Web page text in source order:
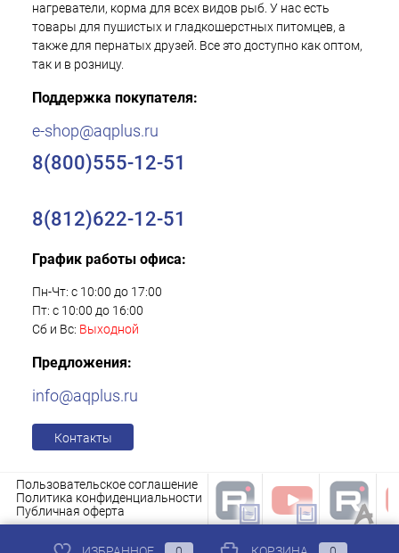
нагреватели, корма для всех видов рыб. У нас есть
товары для пушистых и гладкошерстных питомцев, а
также для пернатых друзей. Все это доступно как оптом,
так и в розницу.
Поддержка покупателя:
e-shop@aqplus.ru
8(800)555-12-51
8(812)622-12-51
График работы офиса:
Пн-Чт: с 10:00 до 17:00
Пт: с 10:00 до 16:00
Сб и Вс: Выходной
Предложения:
info@aqplus.ru
Контакты
Пользовательское соглашение
Политика конфиденциальности
Публичная оферта